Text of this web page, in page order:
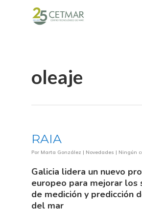
oleaje
RAIA
Por Marta González | Novedades | Ningún
Galicia lidera un nuevo
europeo para mejorar los
de medición y predicción
del mar